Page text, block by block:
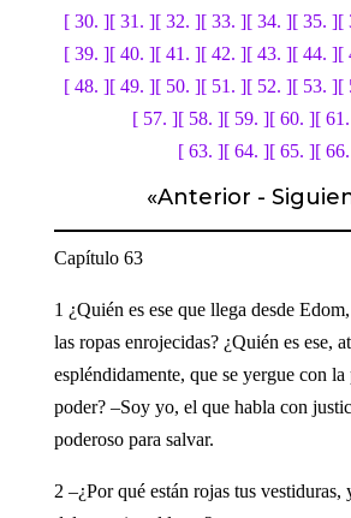
[ 30. ][ 31. ][ 32. ][ 33. ][ 34. ][ 35. ][
[ 39. ][ 40. ][ 41. ][ 42. ][ 43. ][ 44. ][
[ 48. ][ 49. ][ 50. ][ 51. ][ 52. ][ 53. ][
[ 57. ][ 58. ][ 59. ][ 60. ][
[ 63. ][ 64. ][ 65. ][
«Anterior -
Capítulo 63
1 ¿Quién es ese que llega desde
las ropas enrojecidas? ¿Quién es ese,
espléndidamente, que se yergue con
poder? –Soy yo, el que habla con
poderoso para salvar.
2 –¿Por qué están rojas tus vestiduras,